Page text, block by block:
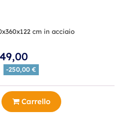
cm in acciaio
-250,00 €
Carrello